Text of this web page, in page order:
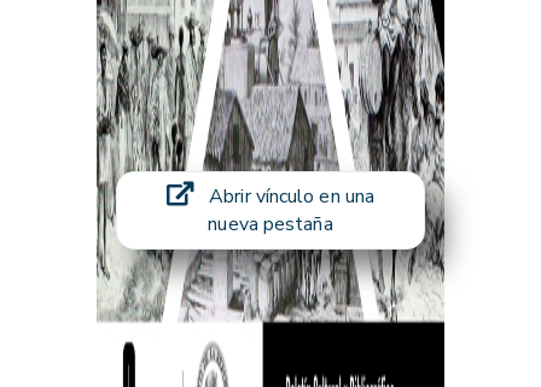
Abrir vínculo en una
nueva pestaña